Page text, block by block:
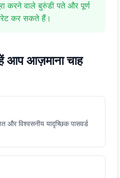
करने वाले बुरुंडी पते और पूर्ण
कर सकते हैं।
आप आज़माना चाह
और विश्वसनीय यादृच्छिक पासवर्ड